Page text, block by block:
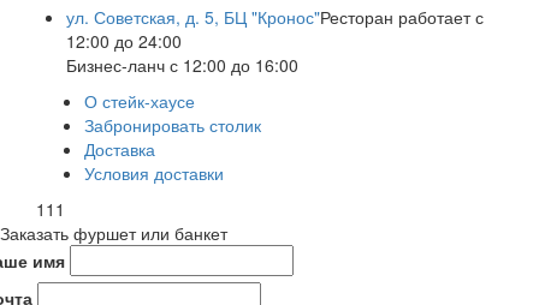
ул. Советская, д. 5, БЦ "Кронос"Ресторан работает с
12:00 до 24:00
Бизнес-ланч с 12:00 до 16:00
О стейк-хаусе
Забронировать столик
Доставка
Условия доставки
111
Заказать фуршет или банкет
имя